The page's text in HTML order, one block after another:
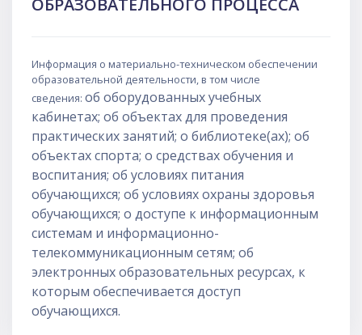
ОБРАЗОВАТЕЛЬНОГО ПРОЦЕССА
Информация о материально-техническом обеспечении
образовательной деятельности, в том числе
сведения: об оборудованных учебных
кабинетах; об объектах для проведения
практических занятий; о библиотеке(ах); об
объектах спорта; о средствах обучения и
воспитания; об условиях питания
обучающихся; об условиях охраны здоровья
обучающихся; о доступе к информационным
системам и информационно-
телекоммуникационным сетям; об
электронных образовательных ресурсах, к
которым обеспечивается доступ
обучающихся.